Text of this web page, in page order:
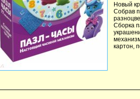
Новый
Собрав
Сборка
картон,